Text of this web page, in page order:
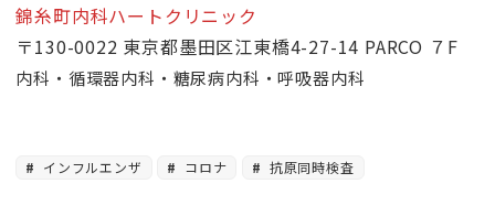
錦糸町内科ハートクリニック
〒130-0022 東京都墨田区江東橋4-27-14 PARCO ７F
内科・循環器内科・糖尿病内科・呼吸器内科
インフルエンザ コロナ 抗原同時検査